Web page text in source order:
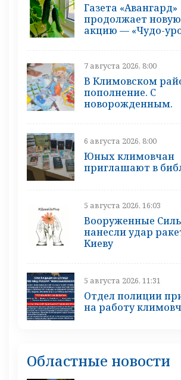
Газета «Авангард»
продолжает
акцию — «Чудо-
7 августа 2026, 8:00
В Климовском
пополнение. С
новорожденным.
6 августа 2026, 8:00
Юных климовчан
приглашают в
5 августа 2026, 16:03
Вооруженные
нанесли удар
Киеву
5 августа 2026, 11:31
Отдел полиции
на работу
Областные новости